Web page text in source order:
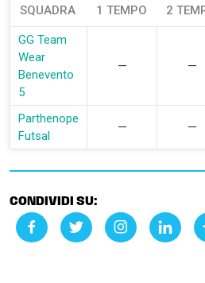
SQUADRA 1 TEMPO 2
GG Team
Wear
Benevento
5
— —
Parthenope
Futsal
— —
CONDIVIDI SU: